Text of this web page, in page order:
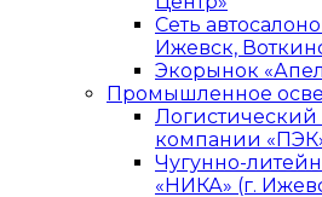
Сеть
Ижевск,
Экорынок
Промышленное
Логистический
компании
Чугунно-
«НИКА» (г.